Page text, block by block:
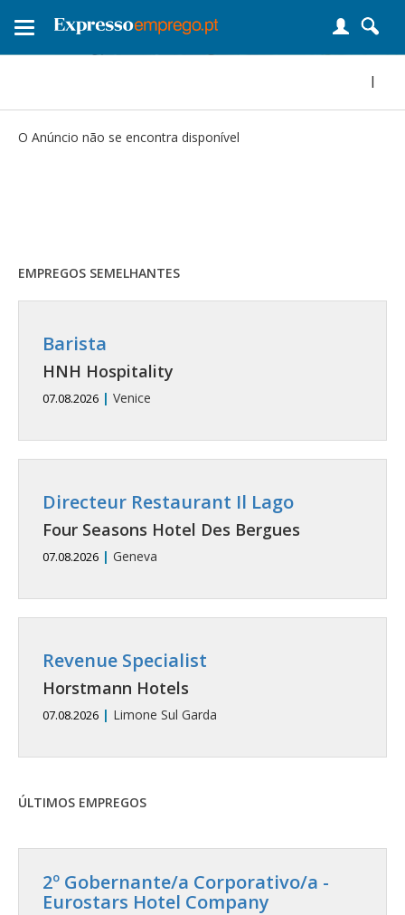
Toggle
|
O Anúncio não se encontra disponível
EMPREGOS SEMELHANTES
Barista
HNH Hospitality
07.08.2026 | Venice
Directeur Restaurant Il Lago
Four Seasons Hotel Des Bergues
07.08.2026 | Geneva
Revenue Specialist
Horstmann Hotels
07.08.2026 | Limone Sul Garda
ÚLTIMOS EMPREGOS
2º Gobernante/a Corporativo/a -
Eurostars Hotel Company